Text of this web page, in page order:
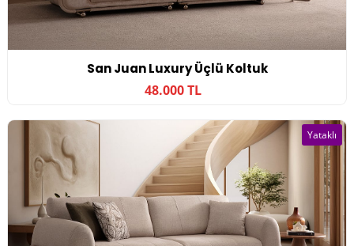
San Juan Luxury Üçlü Koltuk
48.000 TL
Yataklı